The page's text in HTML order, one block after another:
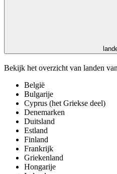
Bekijk het overzicht van landen
België
Bulgarije
Cyprus (het Griekse deel)
Denemarken
Duitsland
Estland
Finland
Frankrijk
Griekenland
Hongarije